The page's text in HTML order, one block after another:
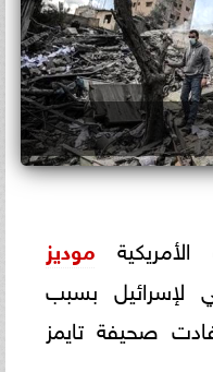
موديز
لإسرائيل بسبب
صحيفة تايمز